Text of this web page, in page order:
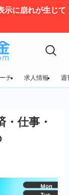
示に崩れが生じて
チ 求人情報 週
・仕事・